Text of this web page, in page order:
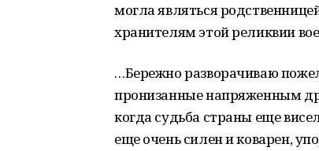
могла являться
хранителям этой реликвии
…Бережно разворачиваю
пронизанные напряженным
когда судьба страны еще
еще очень силен и коварен,